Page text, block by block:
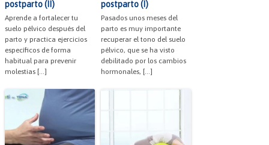
postparto (II)
Aprende a fortalecer tu
suelo pélvico después del
parto y practica ejercicios
específicos de forma
habitual para prevenir
molestias […]
postparto (I)
Pasados unos meses del
parto es muy importante
recuperar el tono del suelo
pélvico, que se ha visto
debilitado por los cambios
hormonales, […]